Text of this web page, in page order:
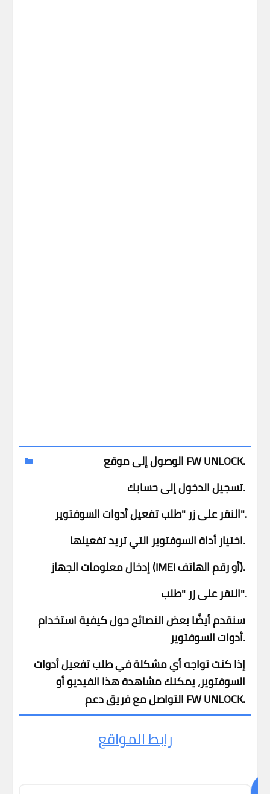
الوصول إلى موقع FW UNLOCK.
تسجيل الدخول إلى حسابك.
النقر على زر "طلب تفعيل أدوات السوفتوير".
اختيار أداة السوفتوير التي تريد تفعيلها.
إدخال معلومات الجهاز (IMEI أو رقم الهاتف).
النقر على زر "طلب".
سنقدم أيضًا بعض النصائح حول كيفية استخدام
أدوات السوفتوير.
إذا كنت تواجه أي مشكلة في طلب تفعيل أدوات
السوفتوير، يمكنك مشاهدة هذا الفيديو أو
التواصل مع فريق دعم FW UNLOCK.
رابط المواقع